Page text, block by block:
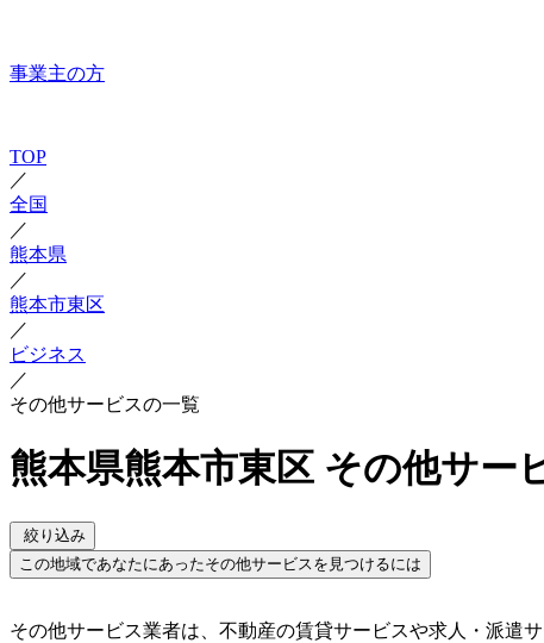
事業主の方
TOP
／
全国
／
熊本県
／
熊本市東区
／
ビジネス
／
その他サービスの一覧
熊本県熊本市東区 その他サー
絞り込み
この地域であなたにあったその他サービスを見つけるには
その他サービス業者は、不動産の賃貸サービスや求人・派遣